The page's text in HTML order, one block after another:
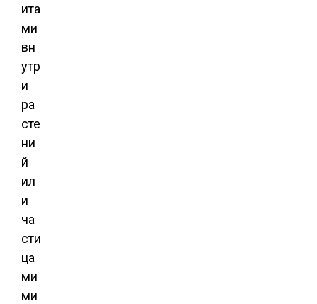
ита
ми
вн
утр
и
ра
сте
ни
й
ил
и
ча
сти
ца
ми
ми